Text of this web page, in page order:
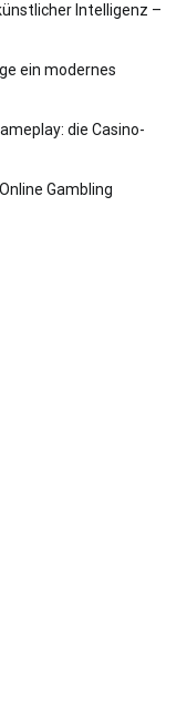
Intelligenz –
ein modernes
die Casino-
Gambling